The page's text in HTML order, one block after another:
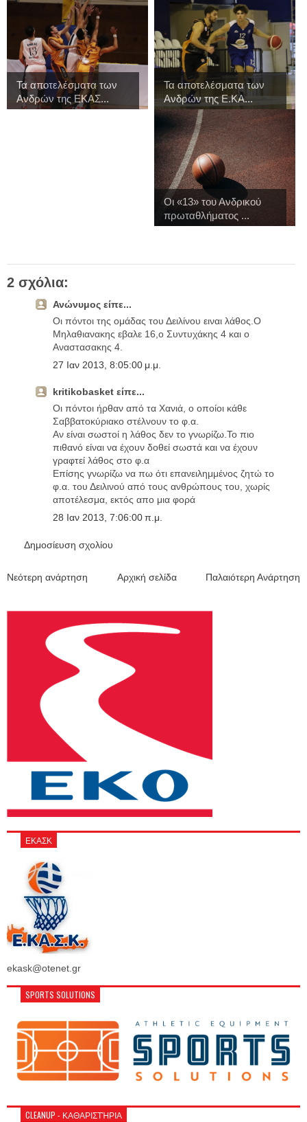
Τα αποτελέσματα των
Ανδρών της ΕΚΑΣ...
Τα αποτελέσματα των
Ανδρών της Ε.ΚΑ...
Οι «13» του Ανδρικού
πρωταθλήματος ...
2 σχόλια:
Ανώνυμος είπε...
Οι πόντοι της ομάδας του Δειλίνου ειναι λάθος.Ο
Μηλαθιανακης εβαλε 16,ο Συντυχάκης 4 και ο
Αναστασακης 4.
27 Ιαν 2013, 8:05:00 μ.μ.
kritikobasket είπε...
Οι πόντοι ήρθαν από τα Χανιά, ο οποίοι κάθε
Σαββατοκύριακο στέλνουν το φ.α.
Αν είναι σωστοί η λάθος δεν το γνωρίζω.Το πιο
πιθανό είναι να έχουν δοθεί σωστά και να έχουν
γραφτεί λάθος στο φ.α
Επίσης γνωρίζω να πω ότι επανειλημμένος ζητώ το
φ.α. του Δειλινού από τους ανθρώπους του, χωρίς
αποτέλεσμα, εκτός απο μια φορά
28 Ιαν 2013, 7:06:00 π.μ.
Δημοσίευση σχολίου
Νεότερη ανάρτηση Παλαιότερη Ανάρτηση
Αρχική σελίδα
ΕΚΑΣΚ
ekask@otenet.gr
SPORTS SOLUTIONS
CLEANUP - ΚΑΘΑΡΙΣΤΉΡΙΑ